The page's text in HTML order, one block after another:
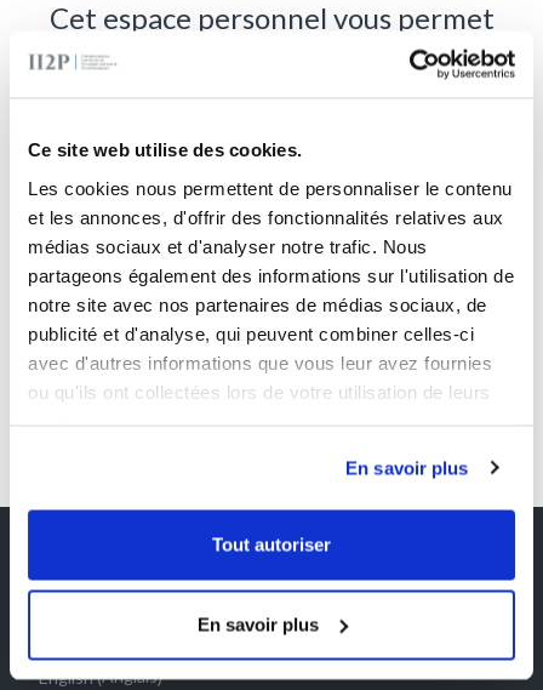
Ce site web utilise des cookies.
Les cookies nous permettent de personnaliser le contenu
et les annonces, d'offrir des fonctionnalités relatives aux
médias sociaux et d'analyser notre trafic. Nous
partageons également des informations sur l'utilisation de
notre site avec nos partenaires de médias sociaux, de
publicité et d'analyse, qui peuvent combiner celles-ci
avec d'autres informations que vous leur avez fournies
ou qu'ils ont collectées lors de votre utilisation de leurs
En savoir plus
Tout autoriser
En savoir plus
Cet espace personnel vous permet
questionnaires d’aide au diagnostic
conseillés par votre professionnel de
santé
Choisissez votre pays:
Pour plus d’informations contactez-nous :info@ii-2p.org
English(Anglais)